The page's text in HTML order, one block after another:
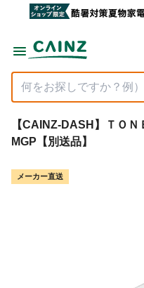
【CAINZ-DASH】ＴＯ
MGP【別送品】
メーカー直送